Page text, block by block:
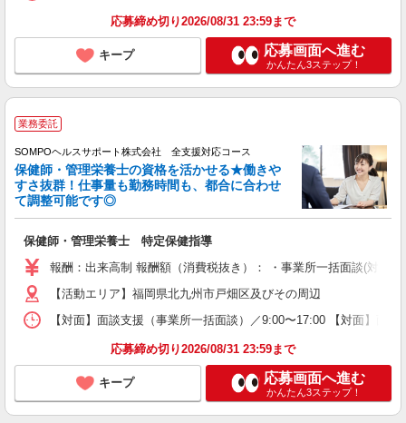
応募締め切り2026/08/31 23:59まで
キープ 応募画面へ進む
かんたん3ステップ！
業務委託
SOMPOヘルスサポート株式会社 全支援対応コース
保健師・管理栄養士の資格を活かせる★働きや
すさ抜群！仕事量も勤務時間も、都合に合わせ
て調整可能です◎
保健師・管理栄養士 特定保健指導
報酬：出来高制 報酬額（消費税抜き）： ・事業所一括面談(対
【活動エリア】福岡県北九州市戸畑区及びその周辺
【対面】面談支援（事業所一括面談）／9:00〜17:00 【対面】面
応募締め切り2026/08/31 23:59まで
キープ 応募画面へ進む
かんたん3ステップ！